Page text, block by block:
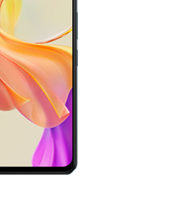
ใหม่